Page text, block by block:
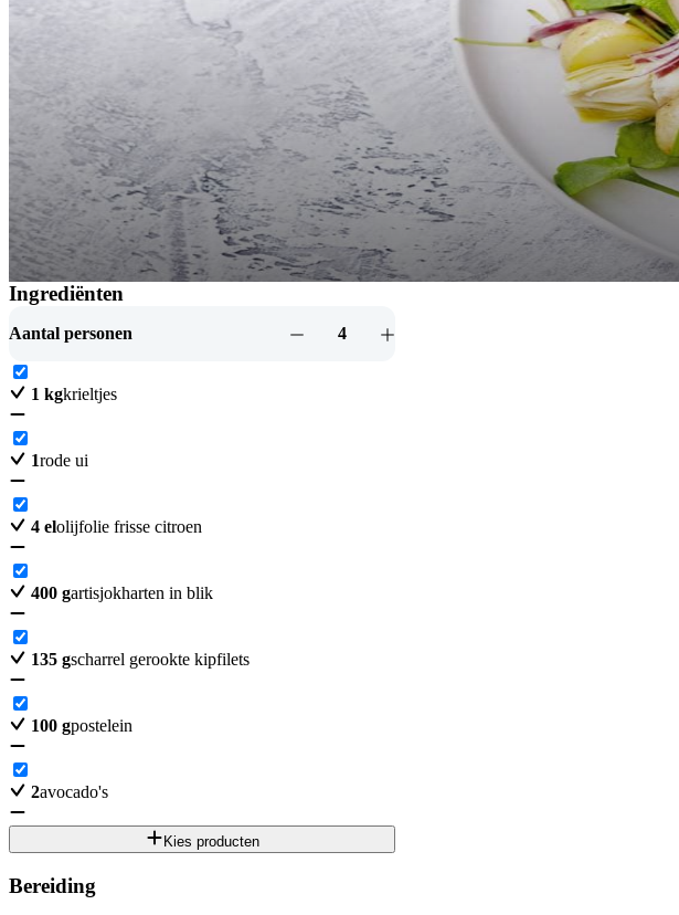
Ingrediënten
Aantal personen 4
1 kgkrieltjes
1rode ui
4 elolijfolie frisse citroen
400 gartisjokharten in blik
135 gscharrel gerookte kipfilets
100 gpostelein
2avocado's
Kies producten
Bereiding